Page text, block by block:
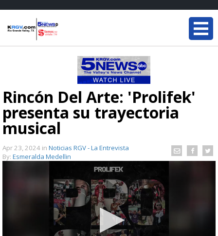
Rincón Del Arte: 'Prolifek'
presenta su trayectoria
musical
Apr 23, 2024 in Noticias RGV - La Entrevista
By: Esmeralda Medellin